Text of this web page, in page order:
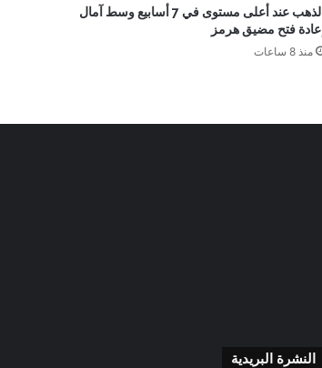
الذهب عند أعلى مستوى في 7 أسابيع وسط آمال
إعادة فتح مضيق هرمز
منذ 8 ساعات
النشرة البريدية